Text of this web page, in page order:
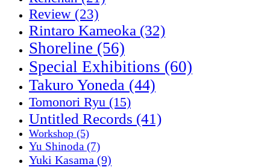
Review (23)
Rintaro Kameoka (32)
Shoreline (56)
Special Exhibitions (60)
Takuro Yoneda (44)
Tomonori Ryu (15)
Untitled Records (41)
Workshop (5)
Yu Shinoda (7)
Yuki Kasama (9)